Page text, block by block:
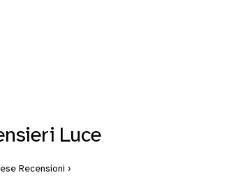
Luce
Recensioni ›